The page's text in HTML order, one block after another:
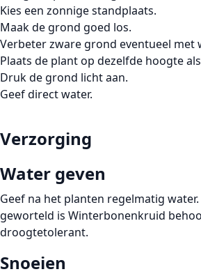
Kies een zonnige standplaats.
Maak de grond goed los.
Verbeter zware grond eventueel met
Plaats de plant op dezelfde hoogte
Druk de grond licht aan.
Geef direct water.
Verzorging
Water geven
Geef na het planten regelmatig
geworteld is Winterbonenkruid
droogtetolerant.
Snoeien